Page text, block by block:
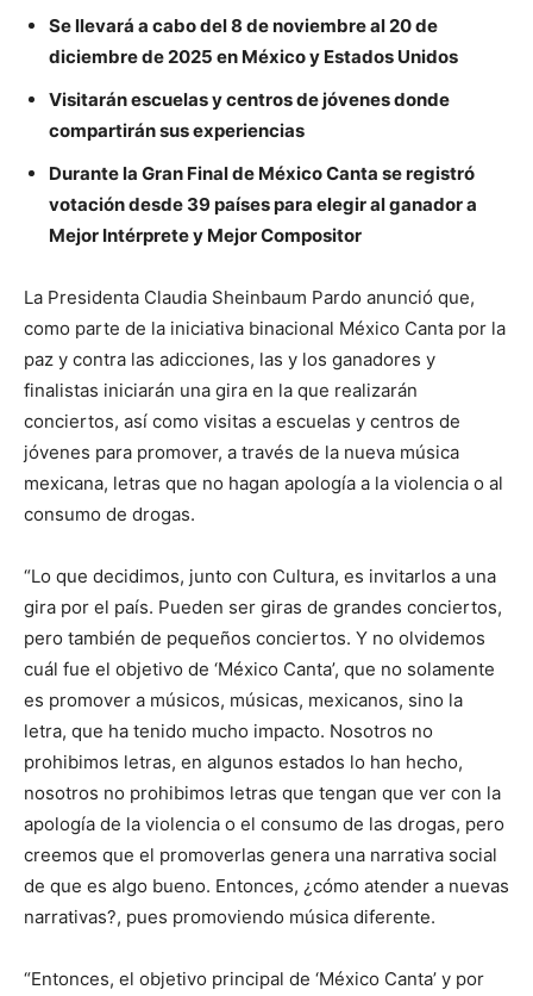
Se llevará a cabo del 8 de noviembre al 20 de
diciembre de 2025 en México y Estados Unidos
Visitarán escuelas y centros de jóvenes donde
compartirán sus experiencias
Durante la Gran Final de México Canta se registró
votación desde 39 países para elegir al ganador a
Mejor Intérprete y Mejor Compositor
La Presidenta Claudia Sheinbaum Pardo anunció que,
como parte de la iniciativa binacional México Canta por la
paz y contra las adicciones, las y los ganadores y
finalistas iniciarán una gira en la que realizarán
conciertos, así como visitas a escuelas y centros de
jóvenes para promover, a través de la nueva música
mexicana, letras que no hagan apología a la violencia o al
consumo de drogas.
“Lo que decidimos, junto con Cultura, es invitarlos a una
gira por el país. Pueden ser giras de grandes conciertos,
pero también de pequeños conciertos. Y no olvidemos
cuál fue el objetivo de ‘México Canta’, que no solamente
es promover a músicos, músicas, mexicanos, sino la
letra, que ha tenido mucho impacto. Nosotros no
prohibimos letras, en algunos estados lo han hecho,
nosotros no prohibimos letras que tengan que ver con la
apología de la violencia o el consumo de las drogas, pero
creemos que el promoverlas genera una narrativa social
de que es algo bueno. Entonces, ¿cómo atender a nuevas
narrativas?, pues promoviendo música diferente.
“Entonces, el objetivo principal de ‘México Canta’ y por